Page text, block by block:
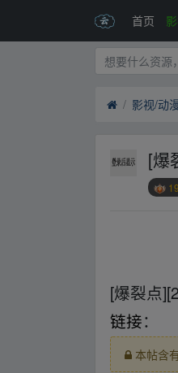
首页
影视/动
[爆
[爆裂点
链接：
本帖含